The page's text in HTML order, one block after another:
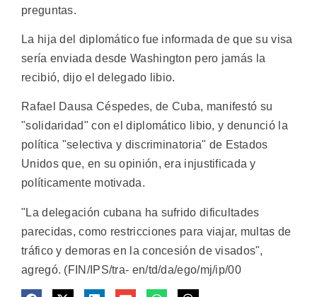
preguntas.
La hija del diplomático fue informada de que su visa
sería enviada desde Washington pero jamás la
recibió, dijo el delegado libio.
Rafael Dausa Céspedes, de Cuba, manifestó su
"solidaridad" con el diplomático libio, y denunció la
política "selectiva y discriminatoria" de Estados
Unidos que, en su opinión, era injustificada y
políticamente motivada.
"La delegación cubana ha sufrido dificultades
parecidas, como restricciones para viajar, multas de
tráfico y demoras en la concesión de visados",
agregó. (FIN/IPS/tra- en/td/da/ego/mj/ip/00